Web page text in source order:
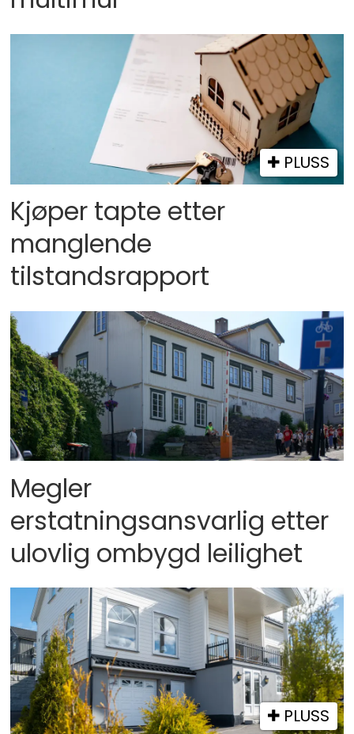
PLUSS
Kjøper tapte etter
manglende
tilstandsrapport
Megler
erstatningsansvarlig etter
ulovlig ombygd leilighet
PLUSS